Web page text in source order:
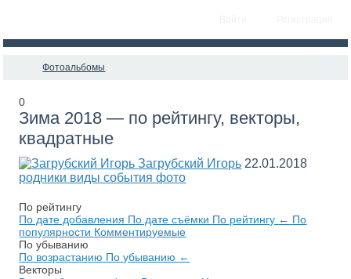
Фотоальбомы
0
Зима 2018 — по рейтингу, векторы,
квадратные
Загрубский Игорь 22.01.2018
родники виды события фото
По рейтингу
По дате добавления По дате съёмки По рейтингу ← По
популярности Комментируемые
По убыванию
По возрастанию По убыванию ←
Векторы